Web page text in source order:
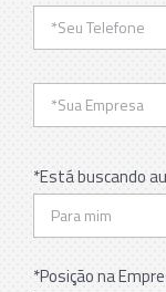
*Está buscando
*Posição na